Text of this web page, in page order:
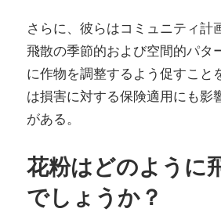
さらに、彼らはコミュニティ計
飛散の季節的および空間的パタ
に作物を調整するよう促すこと
は損害に対する保険適用にも影
がある。
花粉はどのように
でしょうか？